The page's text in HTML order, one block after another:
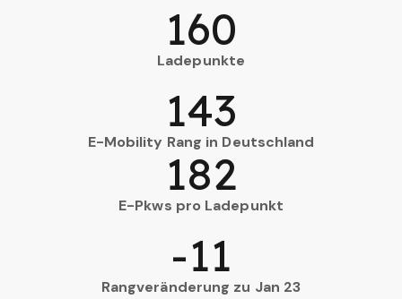
Ladepunkte
160
E-Mobility Rang in Deutschland
143
E-Pkws pro Ladepunkt
182
Rangveränderung zu Jan 23
-11